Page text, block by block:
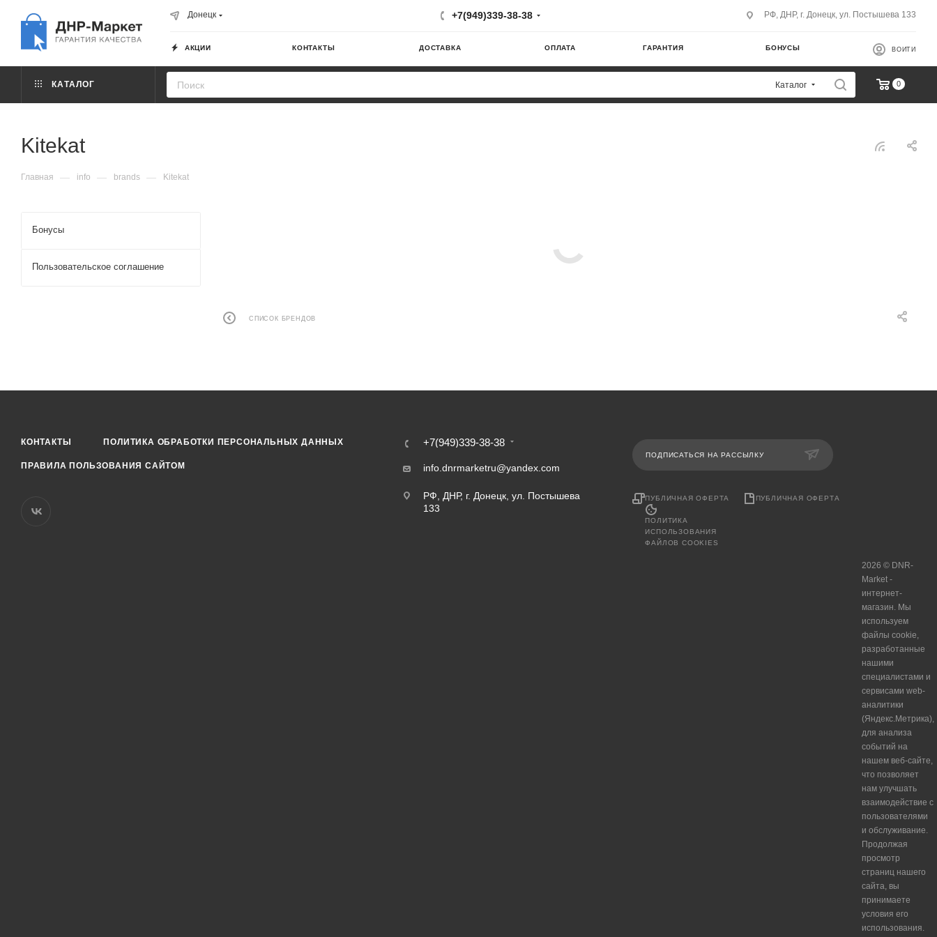
Донецк +7(949)339-38-38 РФ, ДНР, г. Донецк, ул. Постышева 133
АКЦИИ КОНТАКТЫ ДОСТАВКА ОПЛАТА ГАРАНТИЯ БОНУСЫ ВОЙТИ
КАТАЛОГ Каталог 0
Kitekat
Главная — info — brands — Kitekat
СПИСОК БРЕНДОВ
Бонусы
Пользовательское соглашение
КОНТАКТЫ ПОЛИТИКА ОБРАБОТКИ ПЕРСОНАЛЬНЫХ ДАННЫХ
ПРАВИЛА ПОЛЬЗОВАНИЯ САЙТОМ
+7(949)339-38-38
info.dnrmarketru@yandex.com
РФ, ДНР, г. Донецк, ул. Постышева
133
ПОДПИСАТЬСЯ НА РАССЫЛКУ
ПУБЛИЧНАЯ ОФЕРТА
ПОЛИТИКА
ИСПОЛЬЗОВАНИЯ
ФАЙЛОВ COOKIES
ПУБЛИЧНАЯ ОФЕРТА
2026 © DNR-
Market -
интернет-
магазин. Мы
используем
файлы cookie,
разработанные
нашими
специалистами и
сервисами web-
аналитики
(Яндекс.Метрика),
для анализа
событий на
нашем веб-сайте,
что позволяет
нам улучшать
взаимодействие с
пользователями
и обслуживание.
Продолжая
просмотр
страниц нашего
сайта, вы
принимаете
условия его
использования.